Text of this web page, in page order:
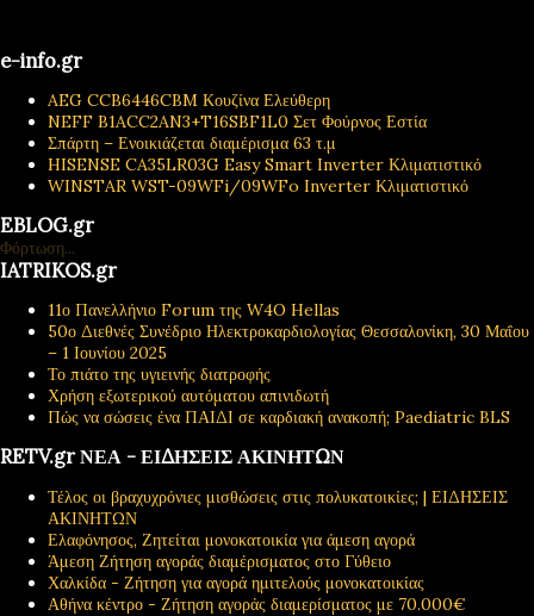
e-info.gr
AEG CCB6446CBM Κουζίνα Ελεύθερη
NEFF B1ACC2AN3+T16SBF1L0 Σετ Φούρνος Εστία
Σπάρτη – Ενοικιάζεται διαμέρισμα 63 τ.μ
HISENSE CA35LR03G Easy Smart Inverter Κλιματιστικό
WINSTAR WST-09WFi/09WFo Inverter Κλιματιστικό
EBLOG.gr
Φόρτωση...
IATRIKOS.gr
11ο Πανελλήνιο Forum της W4O Hellas
50ο Διεθνές Συνέδριο Ηλεκτροκαρδιολογίας Θεσσαλονίκη, 30 Μαΐου
– 1 Ιουνίου 2025
Το πιάτο της υγιεινής διατροφής
Χρήση εξωτερικού αυτόματου απινιδωτή
Πώς να σώσεις ένα ΠΑΙΔΙ σε καρδιακή ανακοπή; Paediatric BLS
RETV.gr ΝΕΑ - ΕΙΔΗΣΕΙΣ ΑΚΙΝΗΤΩΝ
Τέλος οι βραχυχρόνιες μισθώσεις στις πολυκατοικίες; | ΕΙΔΗΣΕΙΣ
ΑΚΙΝΗΤΩΝ
Ελαφόνησος, Ζητείται μονοκατοικία για άμεση αγορά
Άμεση Ζήτηση αγοράς διαμέρισματος στο Γύθειο
Χαλκίδα - Ζήτηση για αγορά ημιτελούς μονοκατοικίας
Αθήνα κέντρο - Ζήτηση αγοράς διαμερίσματος με 70.000€